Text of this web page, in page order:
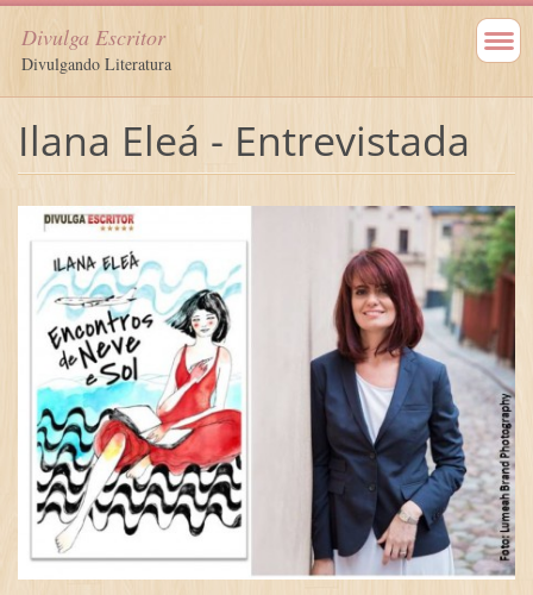
Divulga Escritor
Divulgando Literatura
Ilana Eleá - Entrevistada